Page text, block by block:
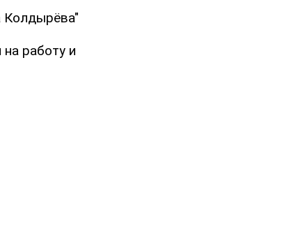
Колдырёва"
работу и